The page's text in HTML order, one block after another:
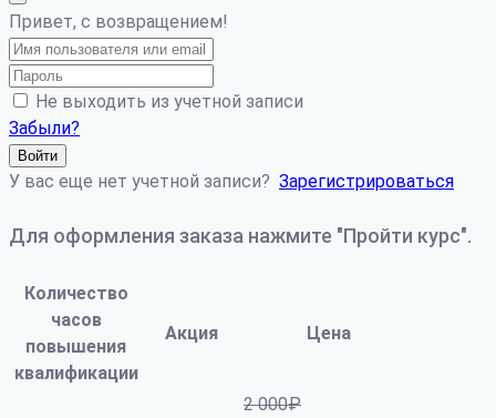
Привет, с возвращением!
Не выходить из учетной записи
Забыли?
Войти
У вас еще нет учетной записи? Зарегистрироваться
Для оформления заказа нажмите "Пройти курс".
Количество
часов
повышения
квалификации
Акция Цена
2 000₽